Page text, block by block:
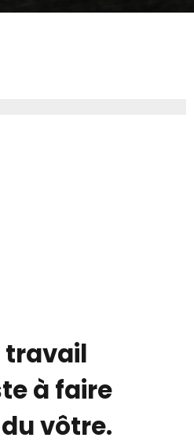
travail
à faire
vôtre.